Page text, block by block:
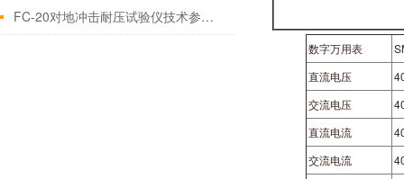
FC-20对地冲击耐压试验仪技术参数简介
数字万用表
直流电压
交流电压
直流电流
交流电流